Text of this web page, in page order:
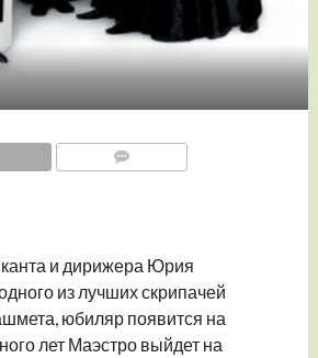
и дирижера Юрия
из лучших скрипачей
юбиляр появится на
лет Маэстро выйдет на